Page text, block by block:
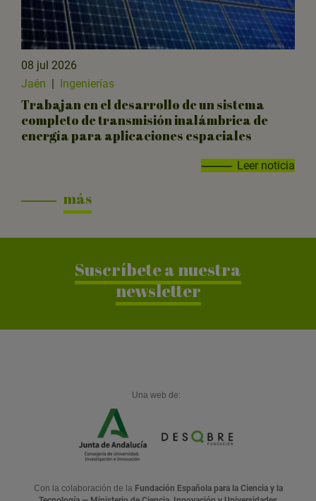
08 jul 2026
Jaén | Ingenierías
Trabajan en el desarrollo de un sistema
completo de transmisión inalámbrica de
energía para aplicaciones espaciales
Leer noticia
más
Suscríbete a nuestra
newsletter
Una web de:
Con la colaboración de la Fundación Española para la Ciencia y la